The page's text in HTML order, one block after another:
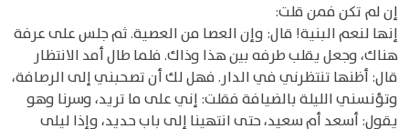
إن لم تكن فمن قلت:
إنها لنعم البنية! قال: وإن العصا من العصية. ثم جلس على عرفة
هناك، وجعل يقلب طرفه بين هذا وذاك. فلما طال أمد الانتظار
قال: أظنها تنتظرني في الدار. فهل لك أن تصحبني إلى الرصافة،
وتؤنسني الليلة بالضيافة فقلت: إني على ما تريد، وسرنا وهو
يقول: أسعد أم سعيد، حتى انتهينا إلى باب حديد، وإذا ليلى